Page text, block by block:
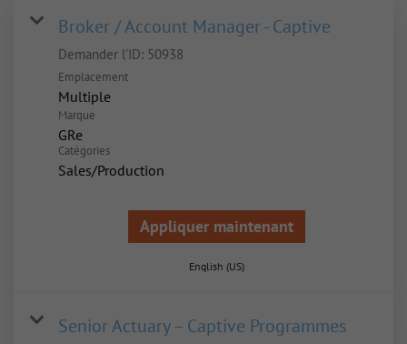
Broker / Account Manager - Captive
Demander l'ID: 50938
Emplacement
Multiple
Marque
GRe
Catégories
Sales/Production
Appliquer maintenant
English (US)
Senior Actuary – Captive Programmes